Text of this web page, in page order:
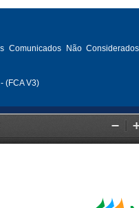
Comunicados Não
(FCA V3)